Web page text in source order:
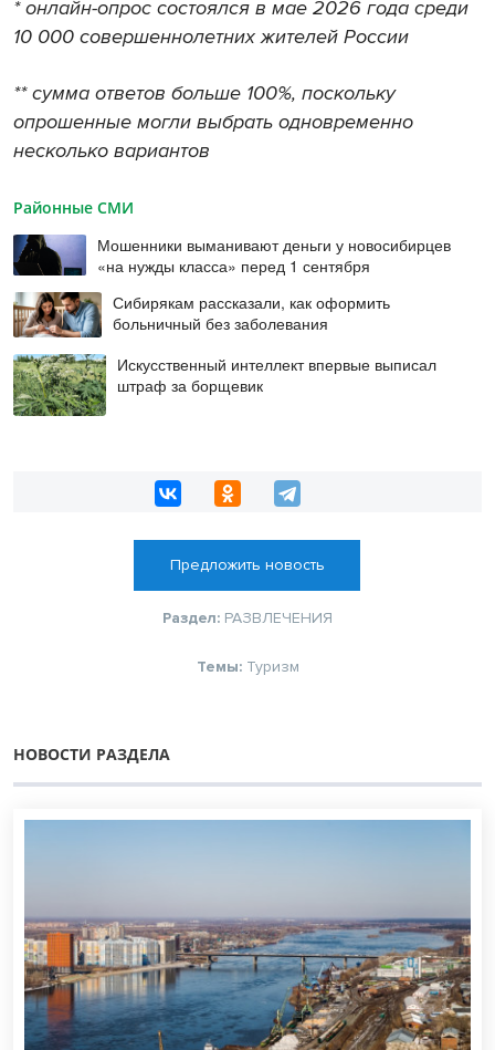
* онлайн-опрос состоялся в мае 2026 года среди
10 000 совершеннолетних жителей России
** сумма ответов больше 100%, поскольку
опрошенные могли выбрать одновременно
несколько вариантов
Районные СМИ
Мошенники выманивают деньги у новосибирцев
«на нужды класса» перед 1 сентября
Сибирякам рассказали, как оформить
больничный без заболевания
Искусственный интеллект впервые выписал
штраф за борщевик
Предложить новость
Раздел: РАЗВЛЕЧЕНИЯ
Темы: Туризм
НОВОСТИ РАЗДЕЛА